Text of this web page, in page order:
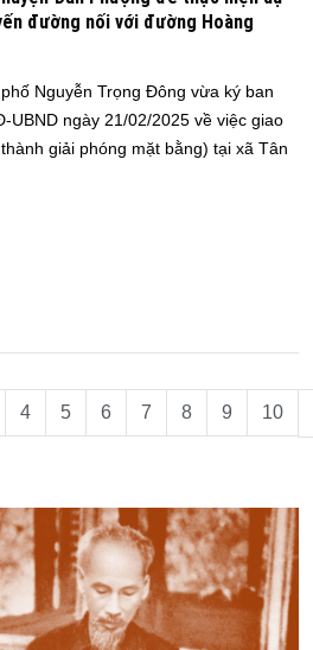
đường nối với đường Hoàng
Nguyễn Trọng Đông vừa ký ban
UBND ngày 21/02/2025 về việc giao
giải phóng mặt bằng) tại xã Tân
Page 1 of 50
4 5 6 7 8 9 10